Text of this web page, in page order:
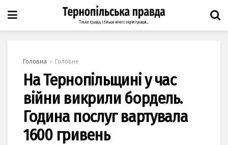
Головна Головне
На Тернопільщині у час
війни викрили бордель.
Година послуг вартувала
1600 гривень